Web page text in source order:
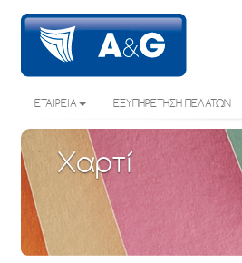
ΕΤΑΙΡΕΙΑ ΕΞΥΠΗΡΕΤΗΣΗ ΠΕΛΑΤΩΝ
Χαρτί